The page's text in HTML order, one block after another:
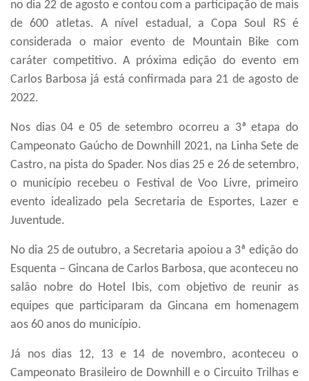
no dia 22 de agosto e contou com a participação de mais
de 600 atletas. A nível estadual, a Copa Soul RS é
considerada o maior evento de Mountain Bike com
caráter competitivo. A próxima edição do evento em
Carlos Barbosa já está confirmada para 21 de agosto de
2022.
Nos dias 04 e 05 de setembro ocorreu a 3ª etapa do
Campeonato Gaúcho de Downhill 2021, na Linha Sete de
Castro, na pista do Spader. Nos dias 25 e 26 de setembro,
o município recebeu o Festival de Voo Livre, primeiro
evento idealizado pela Secretaria de Esportes, Lazer e
Juventude.
No dia 25 de outubro, a Secretaria apoiou a 3ª edição do
Esquenta – Gincana de Carlos Barbosa, que aconteceu no
salão nobre do Hotel Ibis, com objetivo de reunir as
equipes que participaram da Gincana em homenagem
aos 60 anos do município.
Já nos dias 12, 13 e 14 de novembro, aconteceu o
Campeonato Brasileiro de Downhill e o Circuito Trilhas e